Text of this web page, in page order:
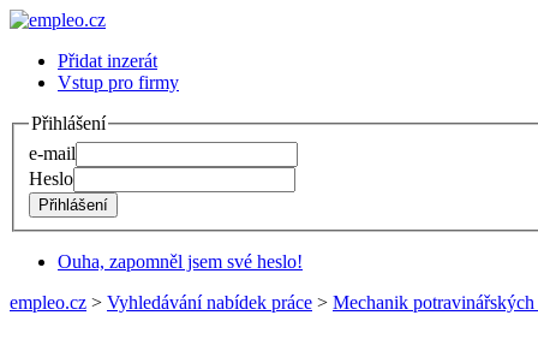
Přidat inzerát
Vstup pro firmy
Přihlášení
e-mail
Heslo
Ouha, zapomněl jsem své heslo!
empleo.cz > Vyhledávání nabídek práce > Mechanik potravinářských